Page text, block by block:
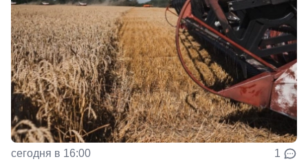
сегодня в 16:00 1